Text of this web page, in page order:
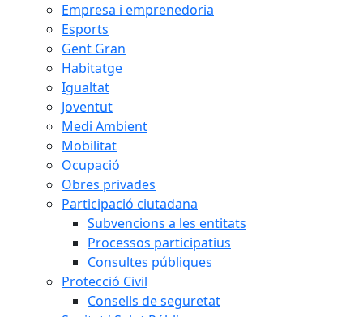
Empresa i emprenedoria
Esports
Gent Gran
Habitatge
Igualtat
Joventut
Medi Ambient
Mobilitat
Ocupació
Obres privades
Participació ciutadana
Subvencions a les entitats
Processos participatius
Consultes públiques
Protecció Civil
Consells de seguretat